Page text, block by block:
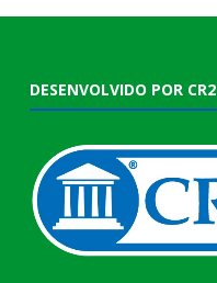
DESENVOLVIDO POR CR2